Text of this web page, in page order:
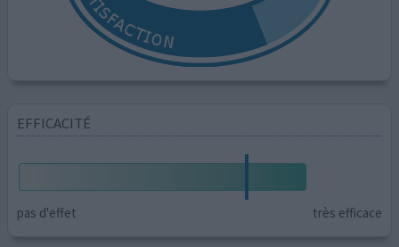
EFFICACITÉ
pas d'effet très efficace